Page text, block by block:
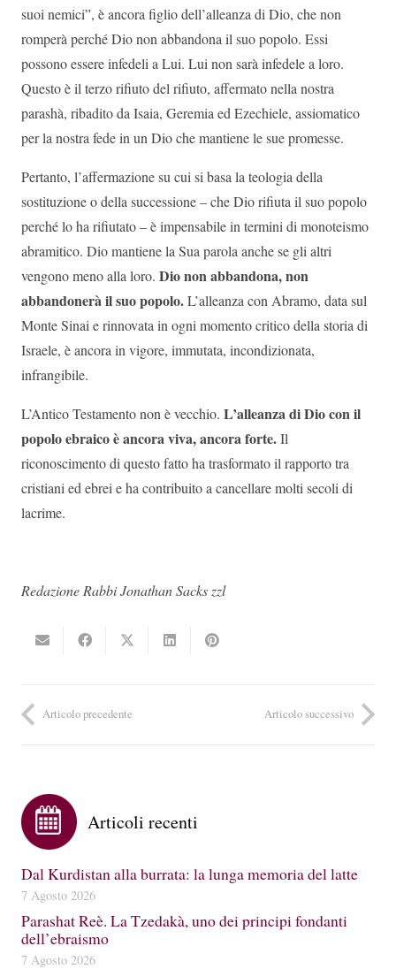
suoi nemici”, è ancora figlio dell’alleanza di Dio, che non
romperà perché Dio non abbandona il suo popolo. Essi
possono essere infedeli a Lui. Lui non sarà infedele a loro.
Questo è il terzo rifiuto del rifiuto, affermato nella nostra
parashà, ribadito da Isaia, Geremia ed Ezechiele, assiomatico
per la nostra fede in un Dio che mantiene le sue promesse.
Pertanto, l’affermazione su cui si basa la teologia della
sostituzione o della successione – che Dio rifiuta il suo popolo
perché lo ha rifiutato – è impensabile in termini di monoteismo
abramitico. Dio mantiene la Sua parola anche se gli altri
vengono meno alla loro. Dio non abbandona, non
abbandonerà il suo popolo.L’alleanza con Abramo, data sul
Monte Sinai e rinnovata in ogni momento critico della storia di
Israele, è ancora in vigore, immutata, incondizionata,
infrangibile.
L’Antico Testamento non è vecchio. L’alleanza di Dio con il
popolo ebraico è ancora viva, ancora forte.Il
riconoscimento di questo fatto ha trasformato il rapporto tra
cristiani ed ebrei e ha contribuito a cancellare molti secoli di
lacrime.
Redazione Rabbi Jonathan Sacks zzl
Articolo precedente Articolo successivo
Articoli recenti
Dal Kurdistan alla burrata: la lunga memoria del latte
7 Agosto 2026
Parashat Reè. La Tzedakà, uno dei principi fondanti
dell’ebraismo
7 Agosto 2026